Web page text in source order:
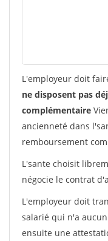
L'employeur doit
ne disposent pas
complémentaire
ancienneté dans
remboursement
L'sante choisit
négocie le contrat
L'employeur doit
salarié qui n'a
ensuite une